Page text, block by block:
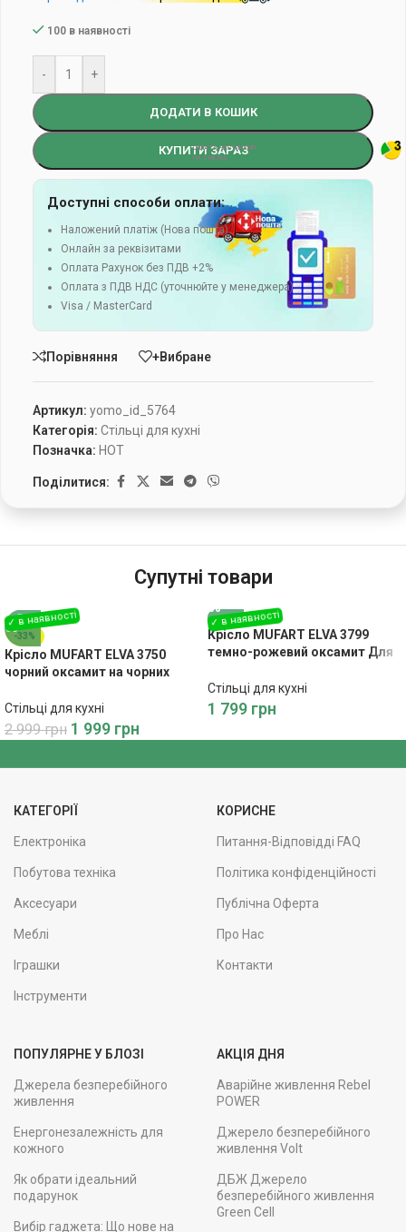
100 в наявності
- +
ДОДАТИ В КОШИК
КУПИТИ ЗАРАЗ
Доступні способи оплати:
Наложений платіж (Нова пошта)
Онлайн за реквізитами
Оплата Рахунок без ПДВ +2%
Оплата з ПДВ НДС (уточнюйте у менеджера)
Visa / MasterCard
Порівняння +Вибране
Артикул: yomo_id_5764
Категорія: Стільці для кухні
Позначка: HOT
Поділитися:
Супутні товари
-33%
Крісло MUFART ELVA 3750
чорний оксамит на чорних
Стільці для кухні
2 999грн 1 999 грн
Крісло MUFART ELVA 3799
темно-рожевий оксамит Для
інтер’єру
Стільці для кухні
1 799 грн
КАТЕГОРІЇ
Електроніка
Побутова техніка
Аксесуари
Меблі
Іграшки
Інструменти
КОРИСНЕ
Питання-Відповідді FAQ
Політика конфіденційності
Публічна Оферта
Про Нас
Контакти
ПОПУЛЯРНЕ У БЛОЗІ
Джерела безперебійного
живлення
Енергонезалежність для
кожного
Як обрати ідеальний
подарунок
Вибір гаджета: Що нове на
АКЦІЯ ДНЯ
Аварійне живлення Rebel
POWER
Джерело безперебійного
живлення Volt
ДБЖ Джерело
безперебійного живлення
Green Cell